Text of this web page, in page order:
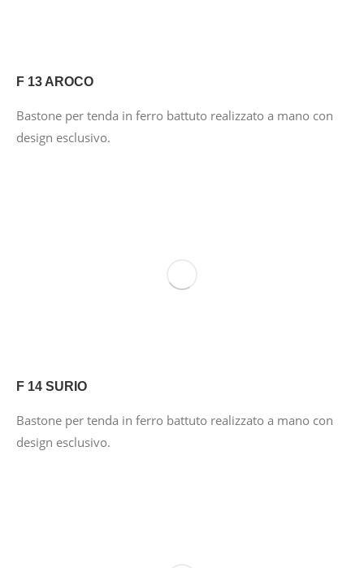
F 13 AROCO
Bastone per tenda in ferro battuto realizzato a mano con
design esclusivo.
F 14 SURIO
Bastone per tenda in ferro battuto realizzato a mano con
design esclusivo.